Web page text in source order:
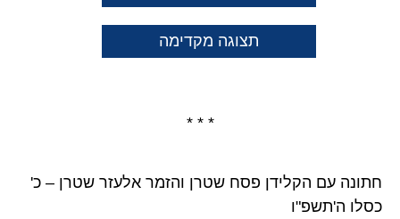
תצוגה מקדימה
* * *
חתונה עם הקלידן פסח שטרן והזמר אלעזר שטרן – כ'
כסלו ה'תשפ"ו